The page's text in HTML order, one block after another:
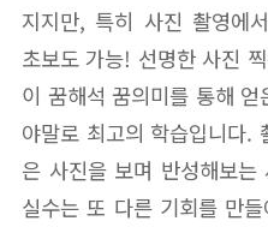
지지만, 특히 사진 촬영에
초보도 가능! 선명한 사진
이 꿈해석 꿈의미를 통해
야말로 최고의 학습입니다.
은 사진을 보며 반성해보는
실수는 또 다른 기회를 만